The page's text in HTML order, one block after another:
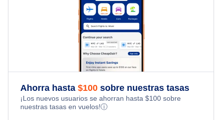
Flights from Toronto to Shanghai
Flights from Nueva York to Singapur
Flights from Nueva York to Tel Aviv
Flights from Nueva York to Estanbul
Flights from Nueva York to Atenas
Kid Friendly Vacations
Honeymoon Vacations
Romantic Vacations
Adventure Vacations
Ahorra hasta $100 sobre nuestras tasas
¡Los nuevos usuarios se ahorran hasta $100 sobre
nuestras tasas en vuelos!ⓘ